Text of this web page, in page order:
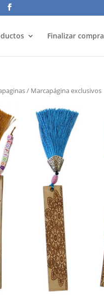
Finalizar compra
/ Marcapágina exclusivos